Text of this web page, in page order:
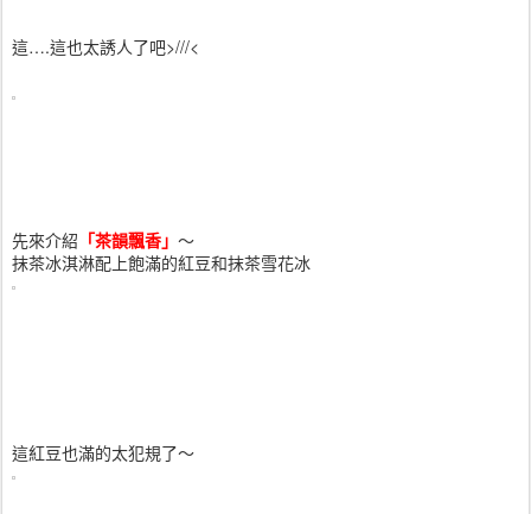
這….這也太誘人了吧>///<
先來介紹 「茶韻飄香」 ～
抹茶冰淇淋配上飽滿的紅豆和抹茶雪花冰
這紅豆也滿的太犯規了～